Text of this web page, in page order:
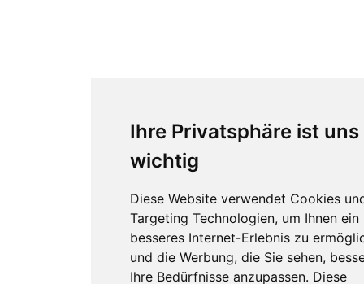
Ihre Privatsphäre ist uns
wichtig
Diese Website verwendet Cookies
Targeting Technologien, um Ihnen ein
besseres Internet-Erlebnis zu
und die Werbung, die Sie sehen,
Ihre Bedürfnisse anzupassen. Diese